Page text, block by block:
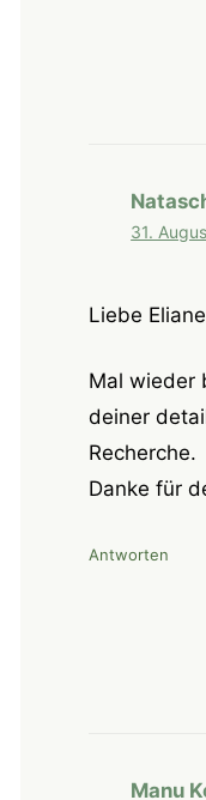
31.
Liebe
Mal wieder
deiner
Recherche.
Danke für
Antworten
Manu